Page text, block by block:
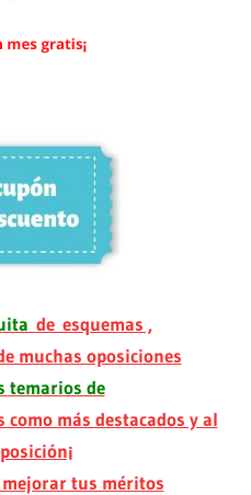
de esquemas ,
muchas oposiciones
temarios de
como más destacados y al
tus méritos